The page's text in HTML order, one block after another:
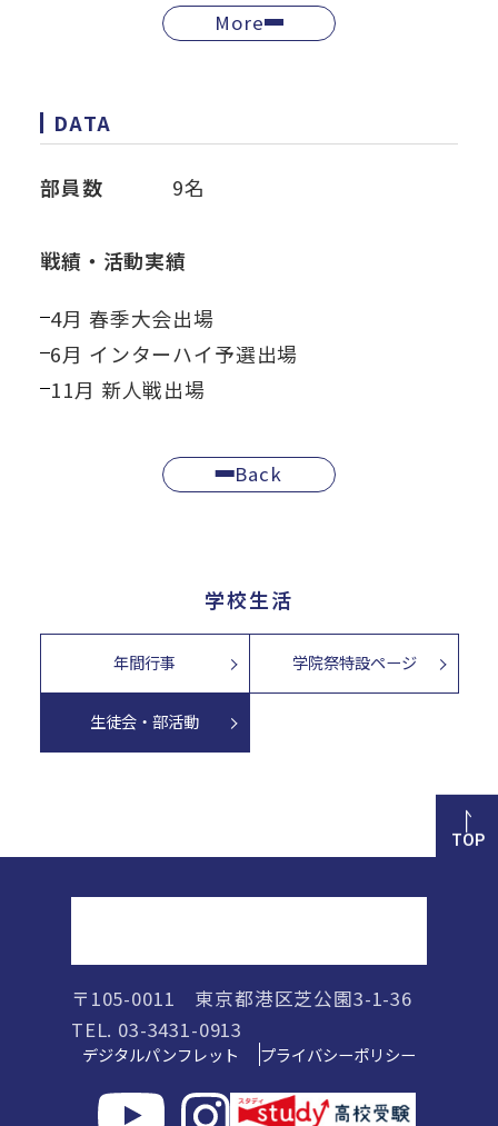
More
DATA
部員数 9名
戦績・活動実績
4月 春季大会出場
6月 インターハイ予選出場
11月 新人戦出場
Back
学校生活
年間行事 学院祭特設ページ
生徒会・部活動
TOP
〒105-0011 東京都港区芝公園3-1-36
TEL. 03-3431-0913
デジタルパンフレット プライバシーポリシー